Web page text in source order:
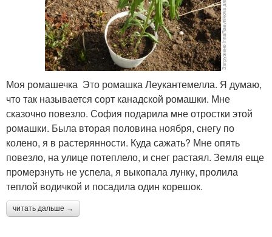
Моя ромашечка Это ромашка Леукантемелла. Я думаю,
что так называется сорт канадской ромашки. Мне
сказочно повезло. София подарила мне отростки этой
ромашки. Была вторая половина ноября, снегу по
колено, я в растерянности. Куда сажать? Мне опять
повезло, на улице потеплело, и снег растаял. Земля еще
промерзнуть не успела, я выкопала лунку, пролила
теплой водичкой и посадила один корешок.
читать дальше →